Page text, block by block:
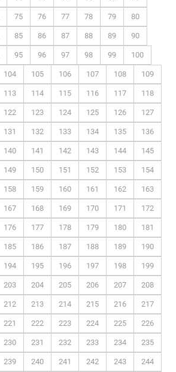
75 76 77 78 79 80
85 86 87 88 89 90
95 96 97 98 99 100
104 105 106 107 108 109
113 114 115 116 117 118
122 123 124 125 126 127
131 132 133 134 135 136
140 141 142 143 144 145
149 150 151 152 153 154
158 159 160 161 162 163
167 168 169 170 171 172
176 177 178 179 180 181
185 186 187 188 189 190
194 195 196 197 198 199
203 204 205 206 207 208
212 213 214 215 216 217
221 222 223 224 225 226
230 231 232 233 234 235
239 240 241 242 243 244